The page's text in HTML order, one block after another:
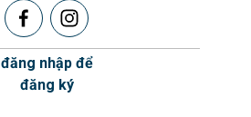
đăng nhập để
đăng ký